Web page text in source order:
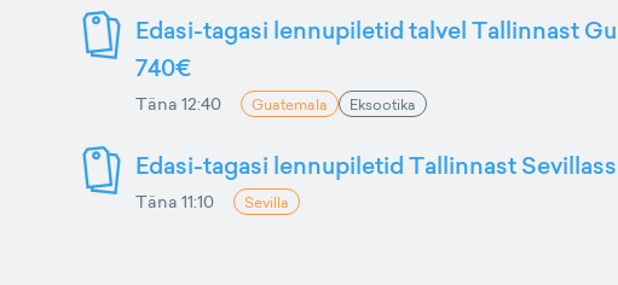
Edasi-tagasi lennupiletid talvel Tallinnast
740€
Täna 12:40 Guatemala Eksootika
Edasi-tagasi lennupiletid Tallinnast
Täna 11:10 Sevilla